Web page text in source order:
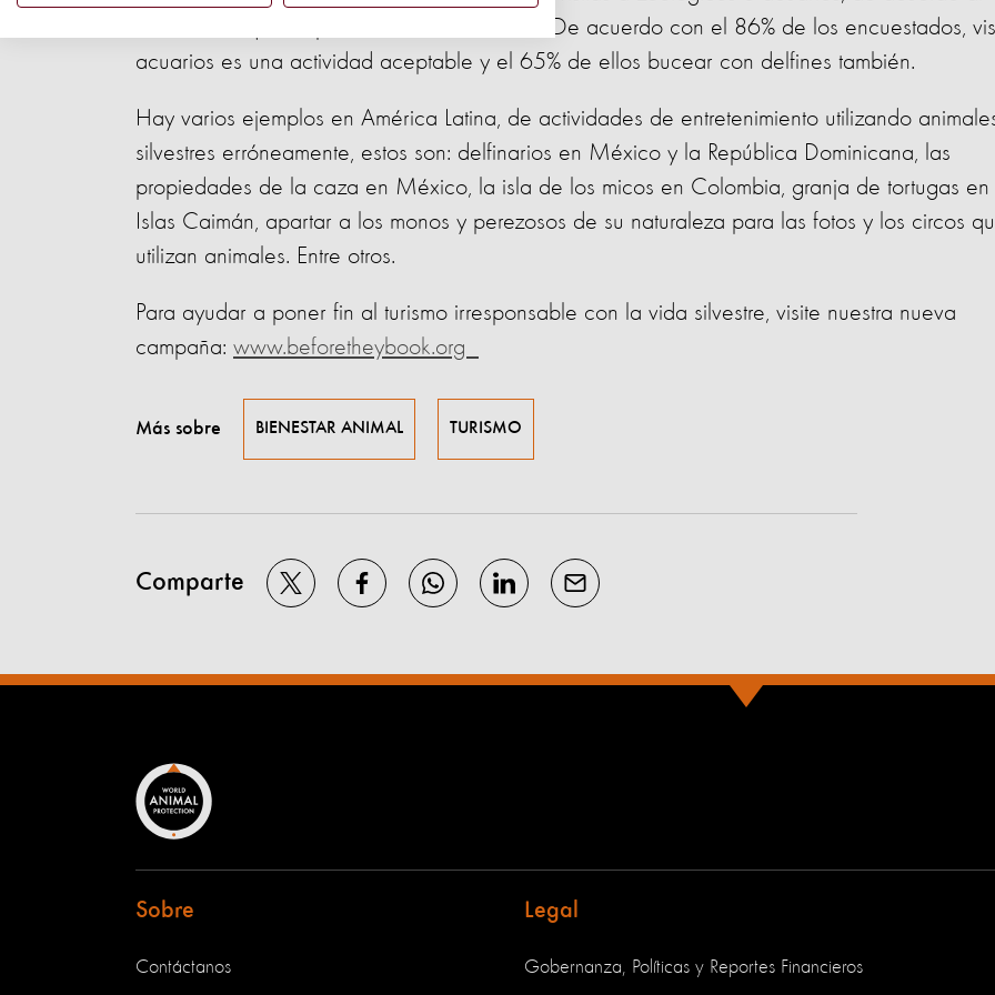
54% de los que respondieron a la encuesta. De acuerdo con el 86% de los encuestados,
acuarios es una actividad aceptable y el 65% de ellos bucear con delfines también.
Hay varios ejemplos en América Latina, de actividades de entretenimiento utilizando
silvestres erróneamente, estos son: delfinarios en México y la República Dominicana, las
propiedades de la caza en México, la isla de los micos en Colombia, granja de tortugas en
Islas Caimán, apartar a los monos y perezosos de su naturaleza para las fotos y los circos
utilizan animales. Entre otros.
Para ayudar a poner fin al turismo irresponsable con la vida silvestre, visite nuestra nueva
campaña: www.beforetheybook.org
Más sobre BIENESTAR ANIMAL TURISMO
Comparte
Sobre
Contáctanos
Legal
Gobernanza, Políticas y Reportes Financieros